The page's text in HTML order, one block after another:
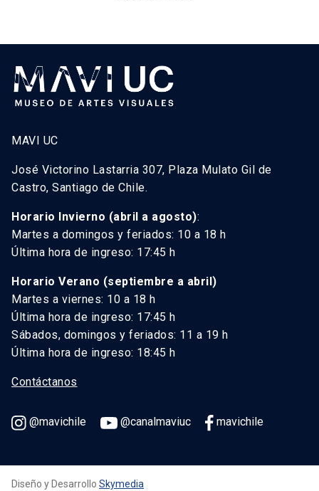
MAVI UC
José Victorino Lastarria 307, Plaza Mulato Gil de
Castro, Santiago de Chile.
Horario Invierno (abril a agosto):
Martes a domingos y feriados: 10 a 18 h
Última hora de ingreso: 17:45 h
Horario Verano (septiembre a abril)
Martes a viernes: 10 a 18 h
Última hora de ingreso: 17:45 h
Sábados, domingos y feriados: 11 a 19 h
Última hora de ingreso: 18:45 h
Contáctanos
@mavichile @canalmaviuc mavichile
Diseño y Desarrollo Skymedia